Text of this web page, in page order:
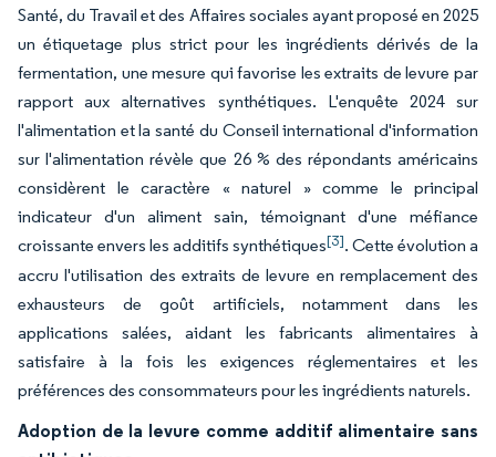
Santé, du Travail et des Affaires sociales ayant proposé en 2025
un étiquetage plus strict pour les ingrédients dérivés de la
fermentation, une mesure qui favorise les extraits de levure par
rapport aux alternatives synthétiques. L'enquête 2024 sur
l'alimentation et la santé du Conseil international d'information
sur l'alimentation révèle que 26 % des répondants américains
considèrent le caractère « naturel » comme le principal
indicateur d'un aliment sain, témoignant d'une méfiance
croissante envers les additifs synthétiques[3]. Cette évolution a
accru l'utilisation des extraits de levure en remplacement des
exhausteurs de goût artificiels, notamment dans les
applications salées, aidant les fabricants alimentaires à
satisfaire à la fois les exigences réglementaires et les
préférences des consommateurs pour les ingrédients naturels.
Adoption de la levure comme additif alimentaire sans